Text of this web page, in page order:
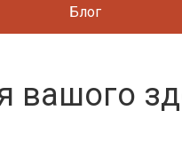
Блог
вашого